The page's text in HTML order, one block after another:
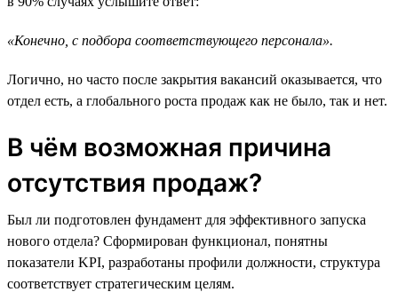
«Конечно, с подбора соответствующего персонала».
Логично, но часто после закрытия вакансий оказывается, что
отдел есть, а глобального роста продаж как не было, так и нет.
В чём возможная причина
отсутствия продаж?
Был ли подготовлен фундамент для эффективного запуска
нового отдела? Сформирован функционал, понятны
показатели KPI, разработаны профили должности, структура
соответствует стратегическим целям.